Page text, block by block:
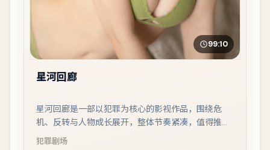
99:10
星河回廊
星河回廊是一部以犯罪为核心的影视作品，围绕危
机、反转与人物成长展开，整体节奏紧凑，值得推荐
观看。
犯罪剧场